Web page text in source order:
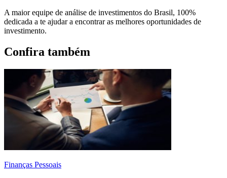
A maior equipe de análise de investimentos do Brasil, 100%
dedicada a te ajudar a encontrar as melhores oportunidades de
investimento.
Confira também
Finanças Pessoais